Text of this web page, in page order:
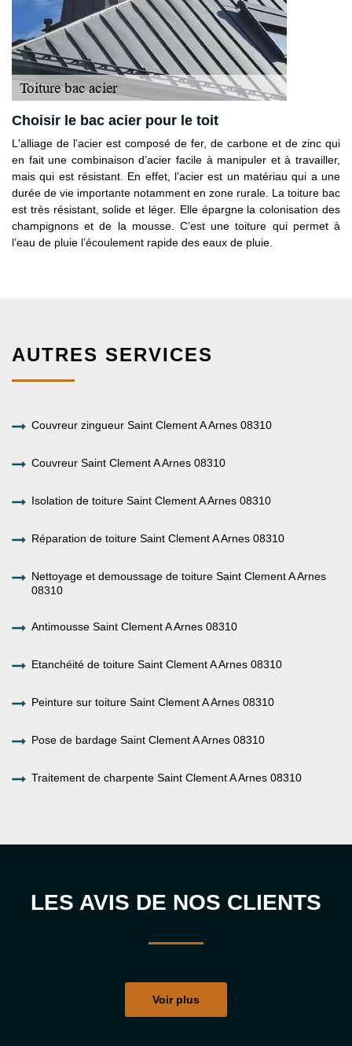
Choisir le bac acier pour le toit
L'alliage de l’acier est composé de fer, de carbone et de zinc qui
en fait une combinaison d’acier facile à manipuler et à travailler,
mais qui est résistant. En effet, l’acier est un matériau qui a une
durée de vie importante notamment en zone rurale. La toiture bac
est très résistant, solide et léger. Elle épargne la colonisation des
champignons et de la mousse. C’est une toiture qui permet à
l’eau de pluie l’écoulement rapide des eaux de pluie.
AUTRES SERVICES
Couvreur zingueur Saint Clement A Arnes 08310
Couvreur Saint Clement A Arnes 08310
Isolation de toiture Saint Clement A Arnes 08310
Réparation de toiture Saint Clement A Arnes 08310
Nettoyage et demoussage de toiture Saint Clement A Arnes
08310
Antimousse Saint Clement A Arnes 08310
Etanchéité de toiture Saint Clement A Arnes 08310
Peinture sur toiture Saint Clement A Arnes 08310
Pose de bardage Saint Clement A Arnes 08310
Traitement de charpente Saint Clement A Arnes 08310
LES AVIS DE NOS CLIENTS
Voir plus